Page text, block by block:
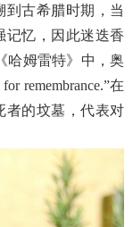
到古希腊时期，当
记忆，因此迷迭香
哈姆雷特》中，奥
remembrance.”在
者的坟墓，代表对